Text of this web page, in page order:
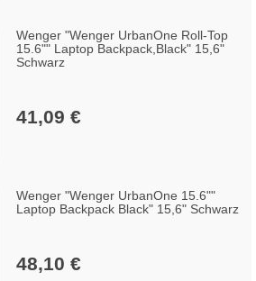
Wenger "Wenger UrbanOne Roll-Top
15.6"" Laptop Backpack,Black" 15,6"
Schwarz
41,09 €
Wenger "Wenger UrbanOne 15.6""
Laptop Backpack Black" 15,6" Schwarz
48,10 €